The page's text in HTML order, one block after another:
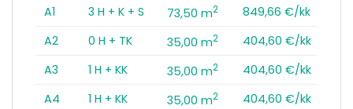
A1 3 H + K + S 73,50 m2
849,66 €/kk
A2
0 H + TK 35,00 m2
404,60 €/kk
A3
1 H + KK 35,00 m2
404,60 €/kk
A4
1 H + KK 35,00 m2
404,60 €/kk